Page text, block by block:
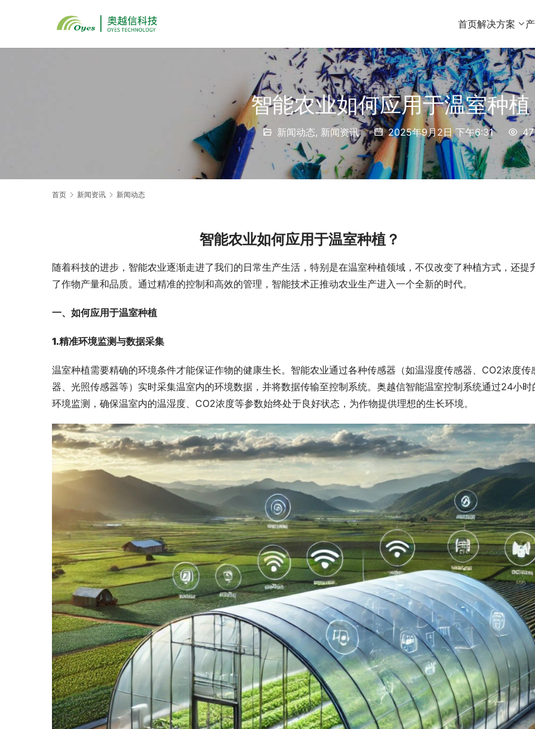
首页解决方案
智能农业如何应用于温室种
新闻动态, 新闻资讯 2025年9月2日 下午6:31
首页 新闻资讯 新闻动态
智能农业如何应用于温室种植？
随着科技的进步，智能农业逐渐走进了我们的日常生产生活，特别是在温室种植领域，不仅改变了种植方式，还提
了作物产量和品质。通过精准的控制和高效的管理，智能技术正推动农业生产进入一个全新的时代。
一、 如何应用于温室种植
1.精准环境监测与数据采集
温室种植需要精确的环境条件才能保证作物的健康生长。智能农业通过各种传感器（如温湿度传感器、CO2浓度传
器、光照传感器等）实时采集温室内的环境数据，并将数据传输至控制系统。奥越信智能温室控制系统通过24小时
环境监测，确保温室内的温湿度、CO2浓度等参数始终处于良好状态，为作物提供理想的生长环境。